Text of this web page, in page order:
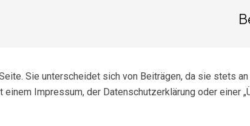
Sie unterscheidet sich von Beiträgen, da sie stets
Impressum, der Datenschutzerklärung oder einer